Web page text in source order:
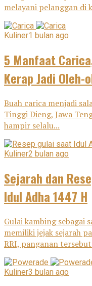
melayani pelanggan di
Kuliner1 bulan ago
5 Manfaat
Kerap Jadi Oleh-
Buah carica menjadi
Tinggi Dieng, Jawa
hampir selalu...
Kuliner2 bulan ago
Sejarah dan
Idul Adha 1447 H
Gulai kambing sebagai
memiliki jejak sejarah
RRI, panganan
Kuliner3 bulan ago